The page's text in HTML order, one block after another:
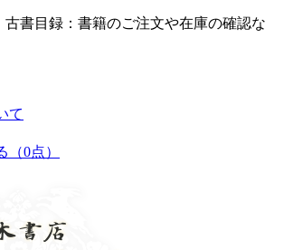
古書目録：書籍のご注文や在庫の確認な
て
（0点）